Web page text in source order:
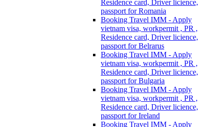
Residence card, Driver licience,
passport for Romania
Booking Travel IMM - Apply
vietnam visa, workpermit , PR ,
Residence card, Driver licience,
passport for Belrarus
Booking Travel IMM - Apply
vietnam visa, workpermit , PR ,
Residence card, Driver licience,
passport for Bulgaria
Booking Travel IMM - Apply
vietnam visa, workpermit , PR ,
Residence card, Driver licience,
passport for Ireland
Booking Travel IMM - Apply